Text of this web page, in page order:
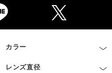
カラー
レンズ直径